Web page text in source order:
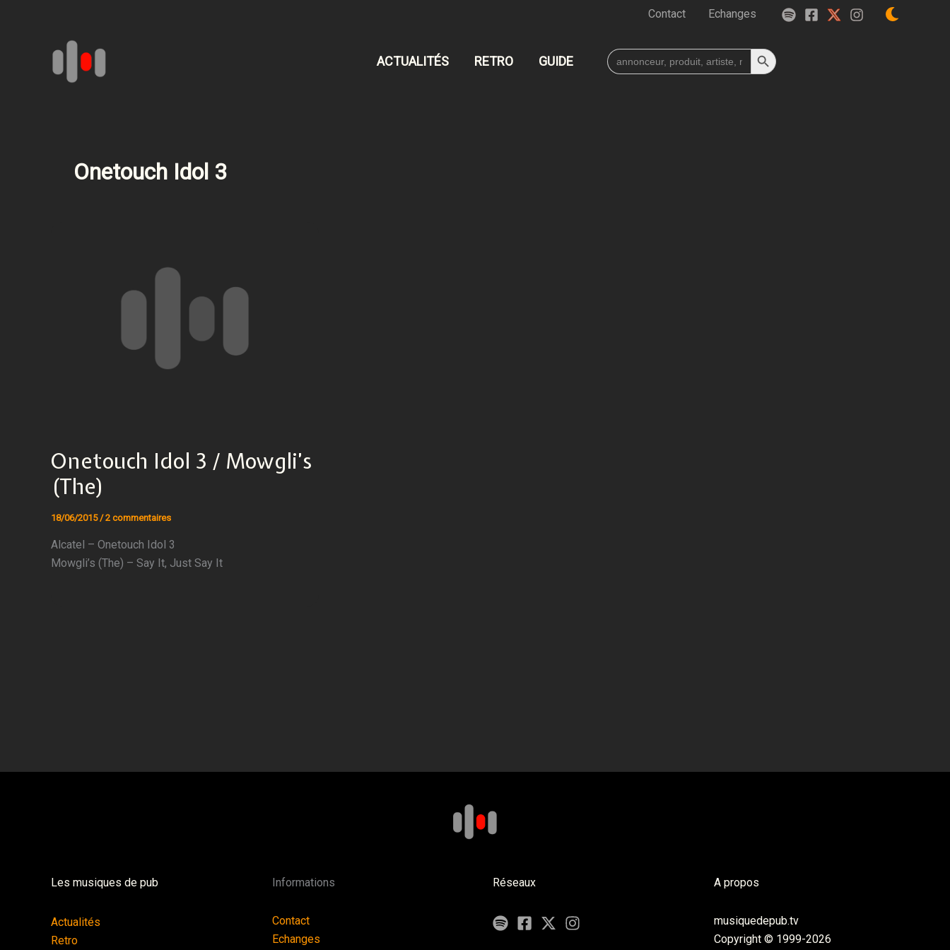
Contact Echanges
ACTUALITÉS RETRO GUIDE
Search
for:
Search Button
Onetouch Idol 3
Onetouch Idol 3 / Mowgli’s
(The)
18/06/2015/2 commentaires
Alcatel – Onetouch Idol 3
Mowgli’s (The) – Say It, Just Say It
Les musiques de pub
Actualités
Retro
Informations
Contact
Echanges
Réseaux A propos
musiquedepub.tv
Copyright © 1999-2026